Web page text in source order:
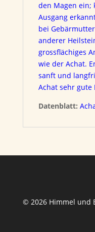
den Magen ein;
Ausgang
bei
anderer
grossflächiges
wie der Achat.
sanft und
Achat sehr gute
Datenblatt:
© 2026 Himmel und